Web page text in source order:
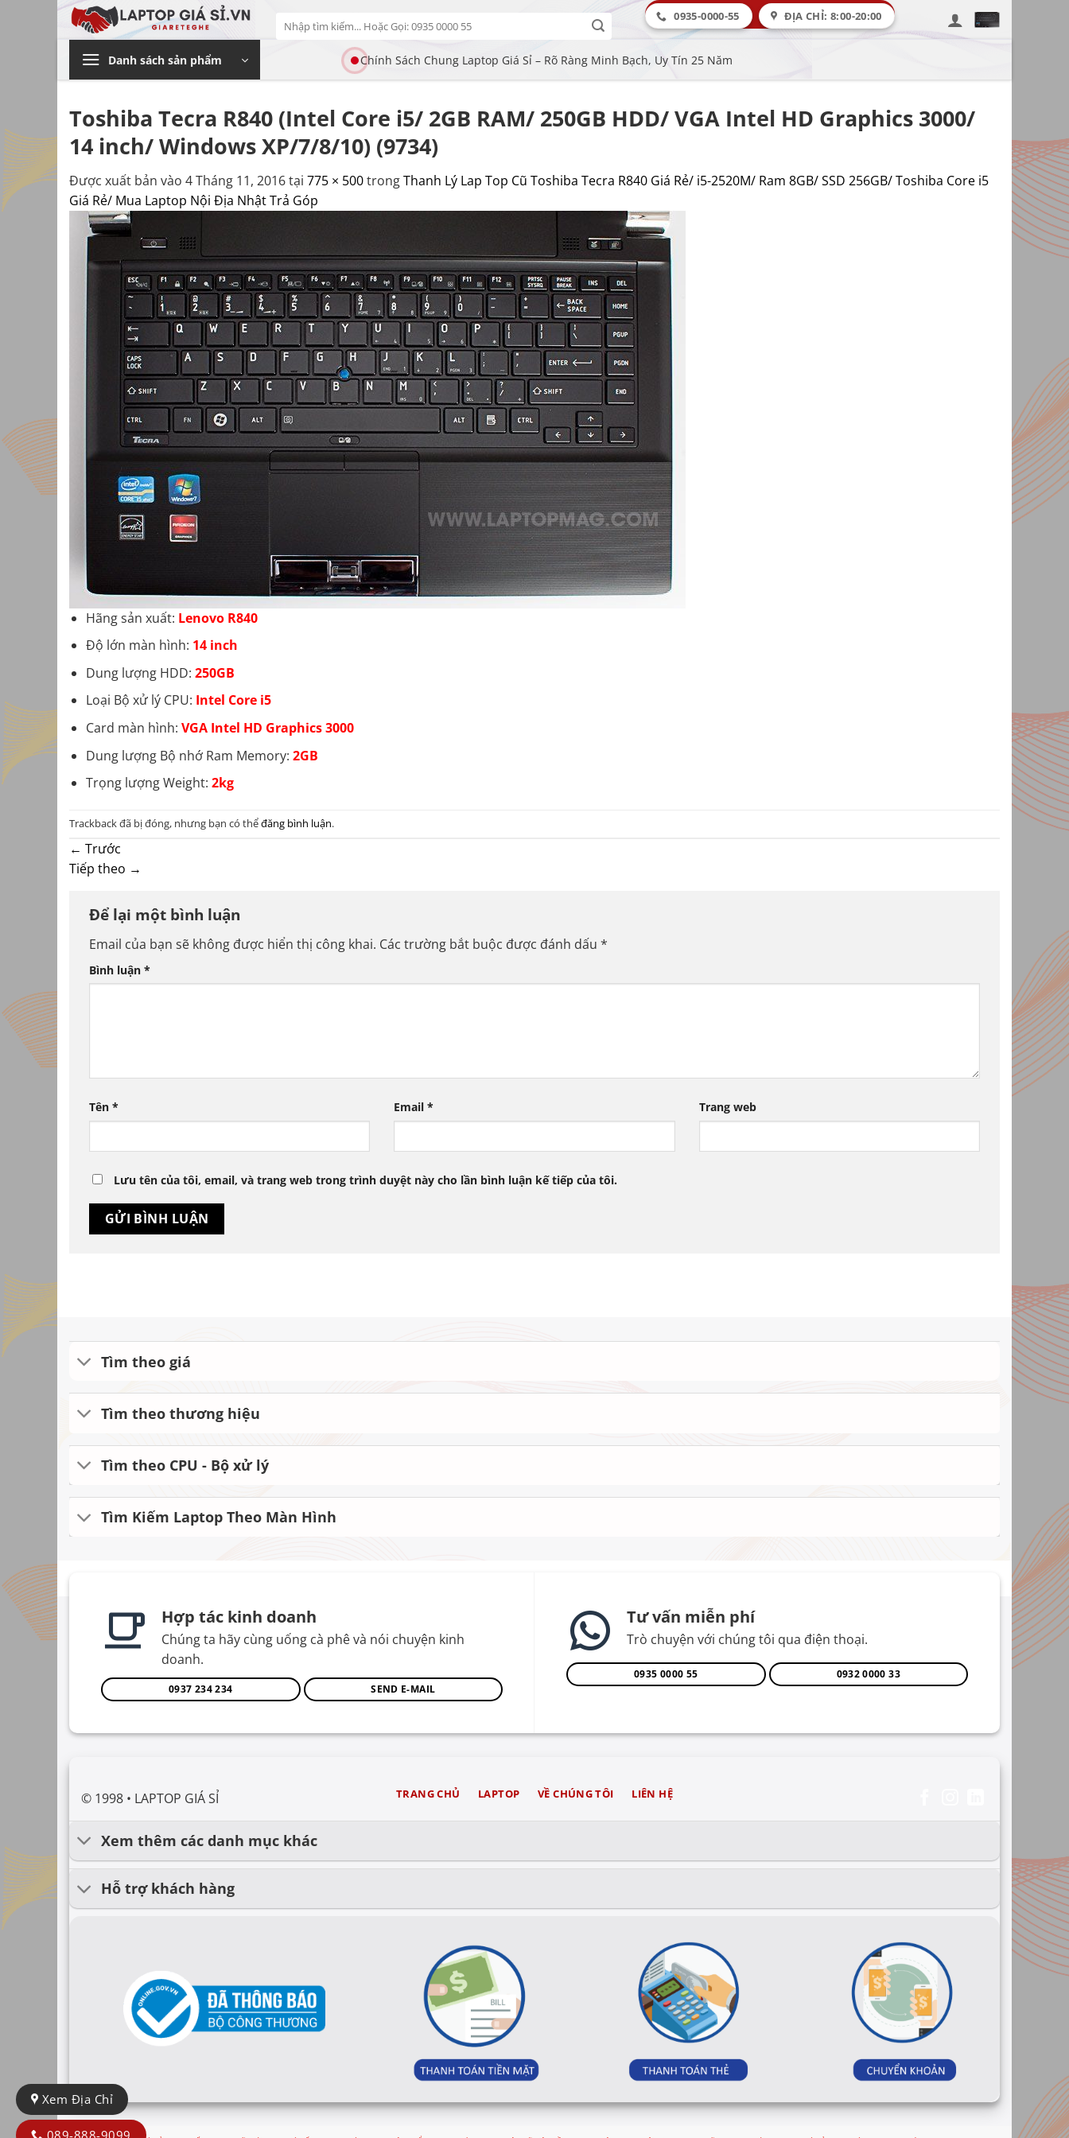
Xem Địa Chỉ
089-888-9099
Bỏ
qua
dung
Tìm
kiếm:
0935-0000-55 ĐỊA CHỈ: 8:00-20:00
Danh sách sản phẩm Chính Sách Chung Laptop Giá Sỉ – Rõ Ràng Minh Bạch, Uy Tín 25 Năm
Toshiba Tecra R840 (Intel Core i5/ 2GB RAM/ 250GB HDD/ VGA Intel HD Graphics 3000/
14 inch/ Windows XP/7/8/10) (9734)
Được xuất bản vào 4 Tháng 11, 2016tại 775 × 500trongThanh Lý Lap Top Cũ Toshiba Tecra R840 Giá Rẻ/ i5-2520M/ Ram 8GB/ SSD 256GB/ Toshiba Core i5
Giá Rẻ/ Mua Laptop Nội Địa Nhật Trả Góp
Hãng sản xuất: Lenovo R840
Độ lớn màn hình: 14 inch
Dung lượng HDD: 250GB
Loại Bộ xử lý CPU: Intel Core i5
Card màn hình: VGA Intel HD Graphics 3000
Dung lượng Bộ nhớ Ram Memory: 2GB
Trọng lượng Weight: 2kg
Trackback đã bị đóng, nhưng bạn có thểđăng bình luận.
← Trước
Tiếp theo →
Để lại một bình luận
Email của bạn sẽ không được hiển thị công khai. Các trường bắt buộc được đánh dấu *
Bình luận *
Tên * Email* Trang web
Lưu tên của tôi, email, và trang web trong trình duyệt này cho lần bình luận kế tiếp của tôi.
Tìm theo giá
Tìm theo thương hiệu
Tìm theo CPU - Bộ xử lý
Tìm Kiếm Laptop Theo Màn Hình
Hợp tác kinh doanh
Chúng ta hãy cùng uống cà phê và nói chuyện kinh
doanh.
0937 234 234 SEND E-MAIL
Tư vấn miễn phí
Trò chuyện với chúng tôi qua điện thoại.
0935 0000 55 0932 0000 33
© 1998 • LAPTOP GIÁ SỈ TRANG CHỦ LAPTOP VỀ CHÚNG TÔI LIÊN HỆ
Xem thêm các danh mục khác
Hỗ trợ khách hàng